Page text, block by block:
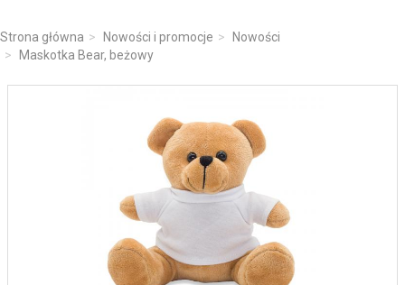
Strona główna Nowości i promocje
Nowości
Maskotka Bear, beżowy